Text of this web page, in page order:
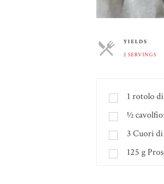
YIELDS
2 SERVINGS
1 rotolo
½
3 Cuori
125 g